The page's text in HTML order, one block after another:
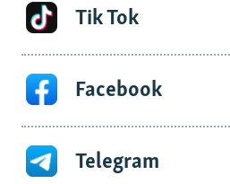
Tik Tok
Facebook
Telegram